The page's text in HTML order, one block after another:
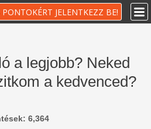
PONTOKÉRT JELENTKEZZ BE!
a legjobb? Neked
a kedvenced?
6,364